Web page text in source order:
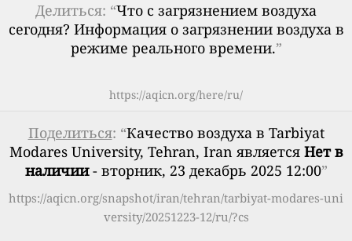
Делиться: “Что с загрязнением воздуха
сегодня? Информация о загрязнении воздуха в
режиме реального времени.”
https://aqicn.org/here/ru/
Поделиться: “Качество воздуха в Tarbiyat
Modares University, Tehran, Iran является Нет в
наличии- вторник, 23 декабрь 2025 12:00”
https://aqicn.org/snapshot/iran/tehran/tarbiyat-modares-uni
versity/20251223-12/ru/?cs